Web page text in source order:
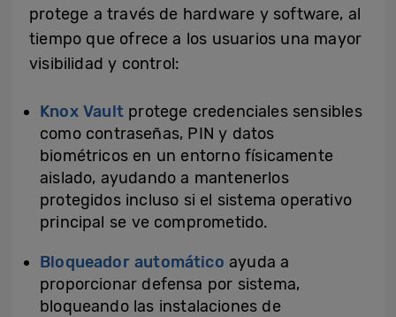
protege a través de hardware y software, al
tiempo que ofrece a los usuarios una mayor
visibilidad y control:
Knox Vaultprotege credenciales sensibles
como contraseñas, PIN y datos
biométricos en un entorno físicamente
aislado, ayudando a mantenerlos
protegidos incluso si el sistema operativo
principal se ve comprometido.
Bloqueador automático ayuda a
proporcionar defensa por sistema,
bloqueando las instalaciones de